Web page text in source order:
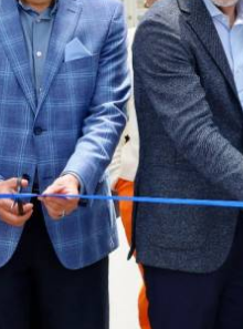
Y salió la propuesta de
la Presidenta